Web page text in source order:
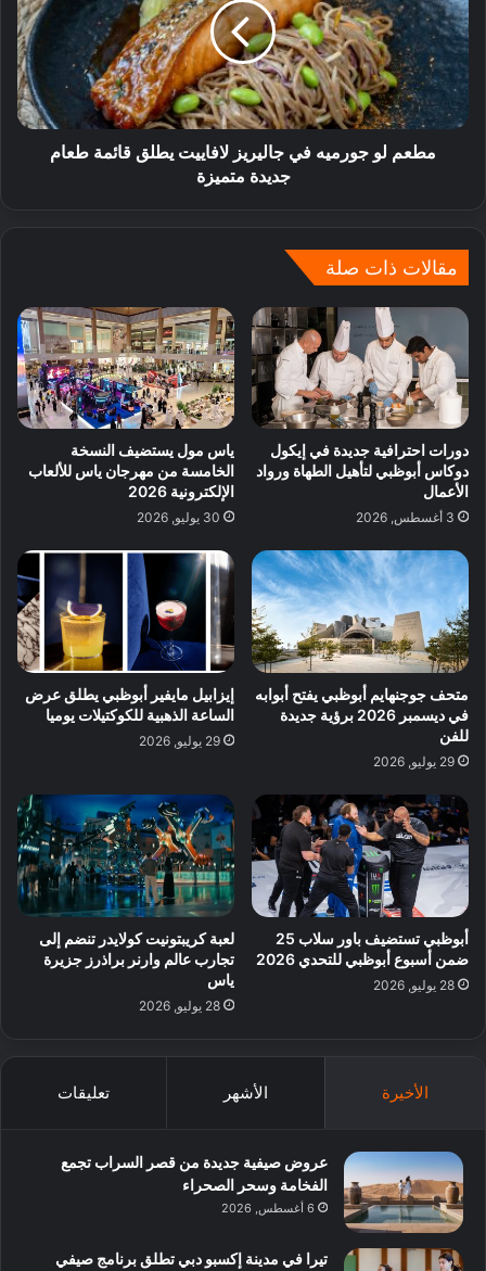
مطعم لو جورميه في جاليريز لافاييت يطلق قائمة طعام
جديدة متميزة
مقالات ذات صلة
دورات احترافية جديدة في إيكول
دوكاس أبوظبي لتأهيل الطهاة ورواد
الأعمال
3 أغسطس, 2026
ياس مول يستضيف النسخة
الخامسة من مهرجان ياس للألعاب
الإلكترونية 2026
30 يوليو, 2026
متحف جوجنهايم أبوظبي يفتح أبوابه
في ديسمبر 2026 برؤية جديدة
للفن
29 يوليو, 2026
إيزابيل مايفير أبوظبي يطلق عرض
الساعة الذهبية للكوكتيلات يوميا
29 يوليو, 2026
أبوظبي تستضيف باور سلاب 25
ضمن أسبوع أبوظبي للتحدي 2026
28 يوليو, 2026
لعبة كريبتونيت كولايدر تنضم إلى
تجارب عالم وارنر براذرز جزيرة
ياس
28 يوليو, 2026
الأخيرة الأشهر تعليقات
عروض صيفية جديدة من قصر السراب تجمع
الفخامة وسحر الصحراء
6 أغسطس, 2026
تيرا في مدينة إكسبو دبي تطلق برنامج صيفي